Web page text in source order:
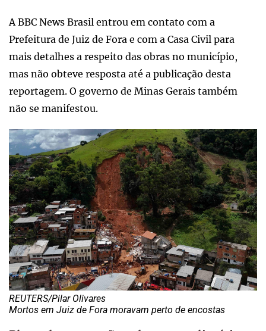
A BBC News Brasil entrou em contato com a
Prefeitura de Juiz de Fora e com a Casa Civil para
mais detalhes a respeito das obras no município,
mas não obteve resposta até a publicação desta
reportagem. O governo de Minas Gerais também
não se manifestou.
REUTERS/Pilar Olivares
Mortos em Juiz de Fora moravam perto de encostas